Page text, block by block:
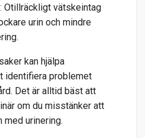
: Otillräckligt vätskeintag
urin och mindre
kan hjälpa
identifiera problemet
Det är alltid bäst att
om du misstänker att
med urinering.